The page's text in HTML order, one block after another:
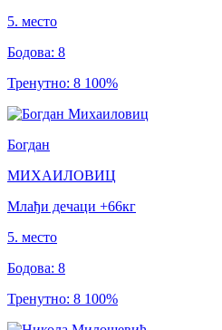
5. место
Бодова: 8
Тренутно: 8 100%
Богдан
МИХАИЛОВИЦ
Млађи дечаци +66кг
5. место
Бодова: 8
Тренутно: 8 100%